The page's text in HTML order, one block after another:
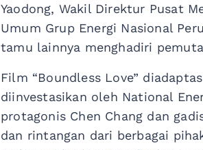
Yaodong, Wakil Direktur Pusat
Umum Grup Energi Nasional
tamu lainnya menghadiri
Film “Boundless Love”
diinvestasikan oleh National
protagonis Chen Chang dan
dan rintangan dari berbagai